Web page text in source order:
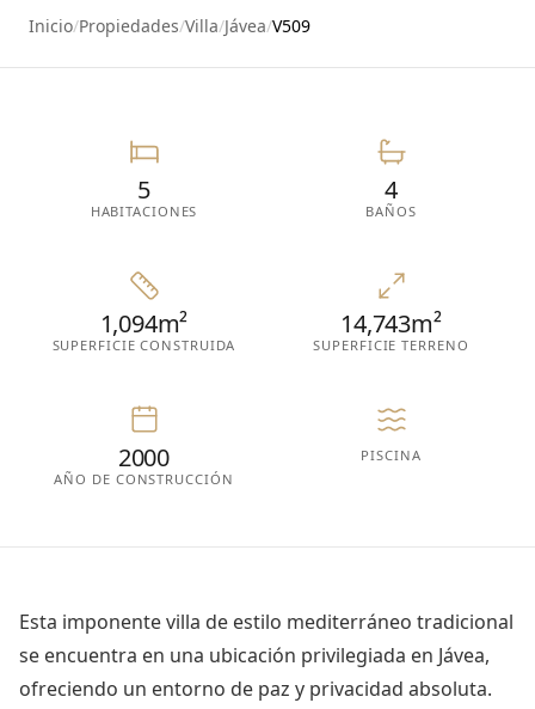
Inicio/Propiedades/Villa/Jávea/V509
5
HABITACIONES
4
BAÑOS
1,094m²
SUPERFICIE CONSTRUIDA
14,743m²
SUPERFICIE TERRENO
2000
AÑO DE CONSTRUCCIÓN
PISCINA
Esta imponente villa de estilo mediterráneo tradicional
se encuentra en una ubicación privilegiada en Jávea,
ofreciendo un entorno de paz y privacidad absoluta.